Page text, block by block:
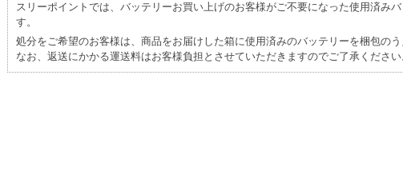
スリーポイントでは、バッテリーお買い上げのお客様がご不要になった使用済み
す。
処分をご希望のお客様は、商品をお届けした箱に使用済みのバッテリーを梱包のう
なお、返送にかかる運送料はお客様負担とさせていただきますのでご了承ください